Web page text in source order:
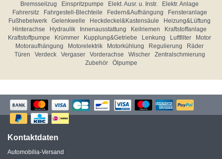
Bremsseilzug
Einspritzpumpe Elekt. Ausr. u. Instr.
Elektr. Anlage
Fahrersitz
Fahrgestell-Blechteile Federn&Aufhängung
Fensteranlage
Fußhebelwerk
Gelenkwelle Heckdeckel&Kastensäule
Heizung&Lüftung
Hinterachse
Hydraulik Innenausstattung Keilriemen
Kraftstoffanlage
Kraftstoffpumpe
Krümmer Kupplung&Getriebe Lenkung Luftfilter
Motor
Motoraufhängung
Motorelektrik Motorkühlung Regulierung
Räder
Türen
Verdeck Vergaser Vorderachse Wischer
Zentralschmierung
Zubehör
Ölpumpe
Kontaktdaten
Automobilia-Versand